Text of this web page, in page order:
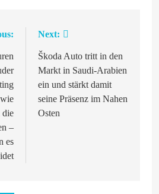
die
–
es
Next:
Škoda Auto tritt in den
Markt in Saudi-Arabien
ein und stärkt damit
seine Präsenz im Nahen
Osten